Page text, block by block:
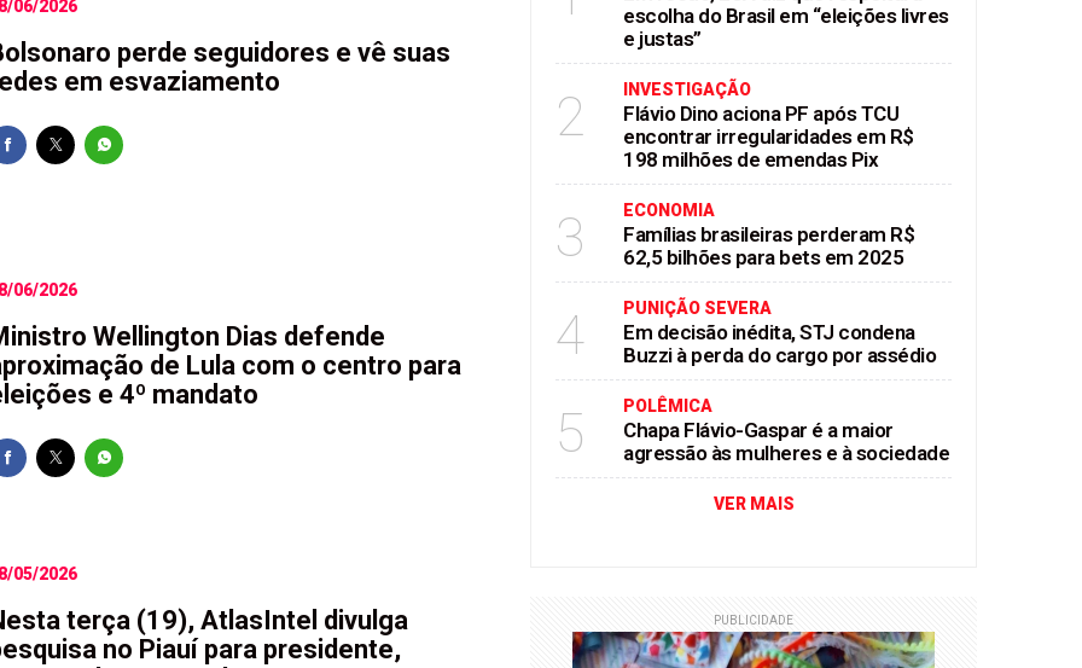
06/2026
perde seguidores e vê suas
em esvaziamento
06/2026
Wellington Dias defende
de Lula com o centro para
e 4º mandato
05/2026
terça (19), AtlasIntel divulga
no Piauí para presidente,
escolha do Brasil em “eleições livres
e justas”
2 INVESTIGAÇÃO
Flávio Dino aciona PF após TCU
encontrar irregularidades em R$
198 milhões de emendas Pix
3 ECONOMIA
Famílias brasileiras perderam R$
62,5 bilhões para bets em 2025
4 PUNIÇÃO SEVERA
Em decisão inédita, STJ condena
Buzzi à perda do cargo por assédio
5 POLÊMICA
Chapa Flávio-Gaspar é a maior
agressão às mulheres e à sociedade
VER MAIS
PUBLICIDADE